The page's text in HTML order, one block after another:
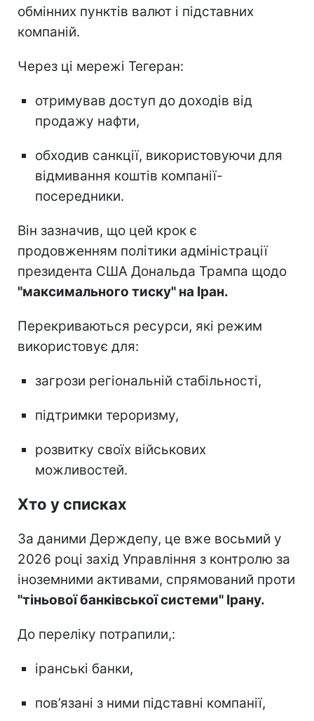
обмінних пунктів валют і підставних
компаній.
Через ці мережі Тегеран:
отримував доступ до доходів від
продажу нафти,
обходив санкції, використовуючи для
відмивання коштів компанії-
посередники.
Він зазначив, що цей крок є
продовженням політики адміністрації
президента США Дональда Трампа щодо
"максимального тиску" на Іран.
Перекриваються ресурси, які режим
використовує для:
загрози регіональній стабільності,
підтримки тероризму,
розвитку своїх військових
можливостей.
Хто у списках
За даними Держдепу, це вже восьмий у
2026 році захід Управління з контролю за
іноземними активами, спрямований проти
"тіньової банківської системи" Ірану.
До переліку потрапили,:
іранські банки,
пов’язані з ними підставні компанії,